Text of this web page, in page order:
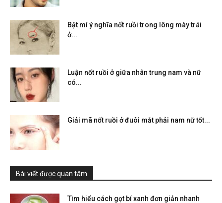
Bật mí ý nghĩa nốt ruồi trong lông mày trái
ở...
Luận nốt ruồi ở giữa nhân trung nam và nữ
có...
Giải mã nốt ruồi ở đuôi mắt phải nam nữ tốt...
Bài viết được quan tâm
Tìm hiểu cách gọt bí xanh đơn giản nhanh